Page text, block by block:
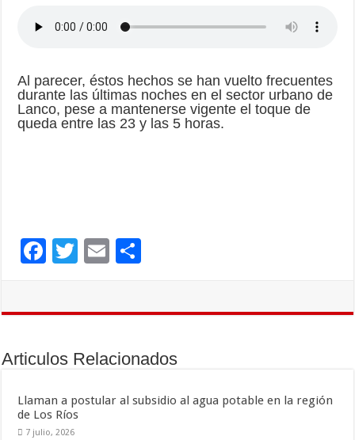
Al parecer, éstos hechos se han vuelto frecuentes
durante las últimas noches en el sector urbano de
Lanco, pese a mantenerse vigente el toque de
queda entre las 23 y las 5 horas.
F
o
k
T
E
ar
r
Articulos Relacionados
Llaman a postular al subsidio al agua potable en la región
de Los Ríos
7 julio, 2026